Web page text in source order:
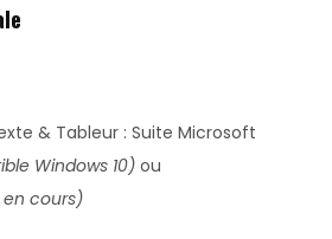
& Tableur : Suite Microsoft
Windows 10) ou
cours)